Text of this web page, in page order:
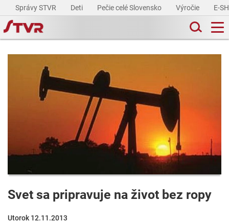
Správy STVR Deti Pečie celé Slovensko Výročie E-
Svet sa pripravuje na život bez ropy
Utorok 12.11.2013